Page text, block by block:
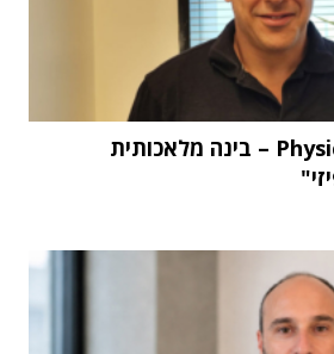
"העתיד הוא Physical AI – בינה מלאכותית